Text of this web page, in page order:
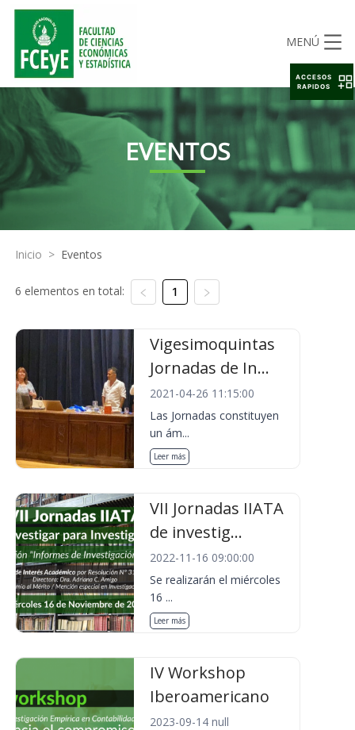
MENÚ
EVENTOS
Inicio > Eventos
6 elementos en total: 1
Vigesimoquintas
Jornadas de In...
2021-04-26 11:15:00
Las Jornadas constituyen
un ám...
Leer más
VII Jornadas IIATA
de investig...
2022-11-16 09:00:00
Se realizarán el miércoles
16 ...
Leer más
IV Workshop
Iberoamericano
2023-09-14 null
ACCESOS
RAPIDOS